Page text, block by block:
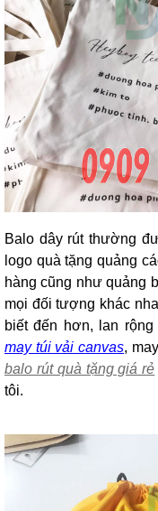
Balo dây rút thường
logo quà tặng quảng
hàng cũng như quảng
mọi đối tượng khác
biết đến hơn, lan
may túi vải canvas,
balo rút quà tặng giá rẻ
tôi.